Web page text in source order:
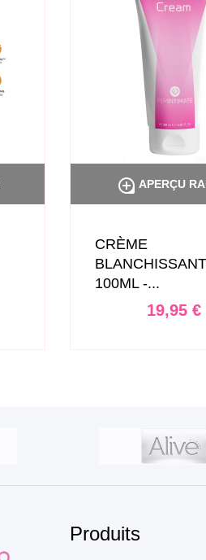
 APERÇU
CRÈME
100ML -...
Prix
19,95 €
Produits